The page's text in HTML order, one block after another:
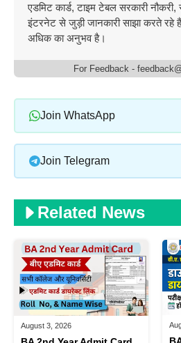
एडमिट कार्ड, टाइम टेबल सरकारी
इंटरनेट से जुड़ी जानकारी साझा करते
अधिक का अनुभव है।
For Feedback -
Join WhatsApp
Join Telegram
Related News
August 3, 2026